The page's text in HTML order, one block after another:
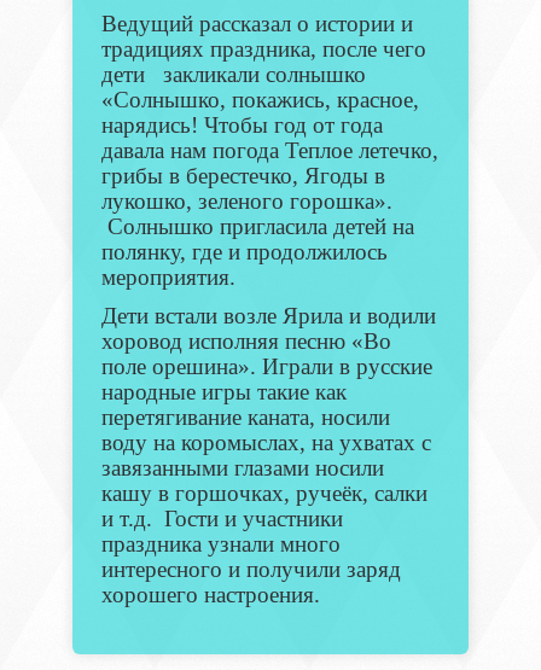
Ведущий рассказал о истории и
традициях праздника, после чего
дети закликали солнышко
«Солнышко, покажись, красное,
нарядись! Чтобы год от года
давала нам погода Теплое летечко,
грибы в берестечко, Ягоды в
лукошко, зеленого горошка».
Солнышко пригласила детей на
полянку, где и продолжилось
мероприятия.
Дети встали возле Ярила и водили
хоровод исполняя песню «Во
поле орешина». Играли в русские
народные игры такие как
перетягивание каната, носили
воду на коромыслах, на ухватах с
завязанными глазами носили
кашу в горшочках, ручеёк, салки
и т.д. Гости и участники
праздника узнали много
интересного и получили заряд
хорошего настроения.